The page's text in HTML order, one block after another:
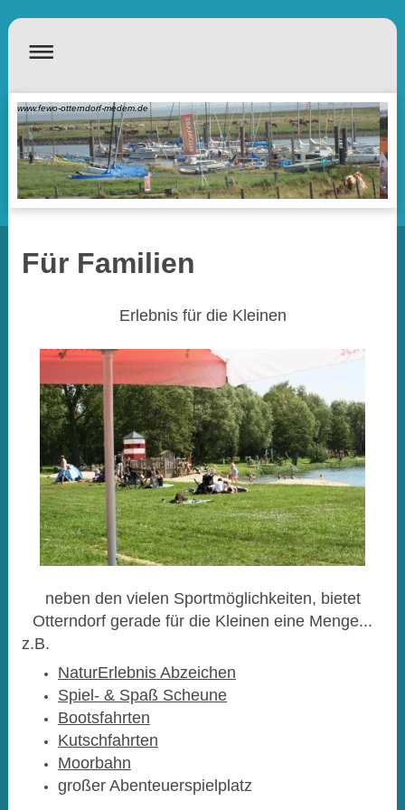
www.fewo-otterndorf-medem.de
Für Familien
Erlebnis für die Kleinen
neben den vielen Sportmöglichkeiten, bietet
Otterndorf gerade für die Kleinen eine Menge...
z.B.
NaturErlebnis Abzeichen
Spiel- & Spaß Scheune
Bootsfahrten
Kutschfahrten
Moorbahn
großer Abenteuerspielplatz